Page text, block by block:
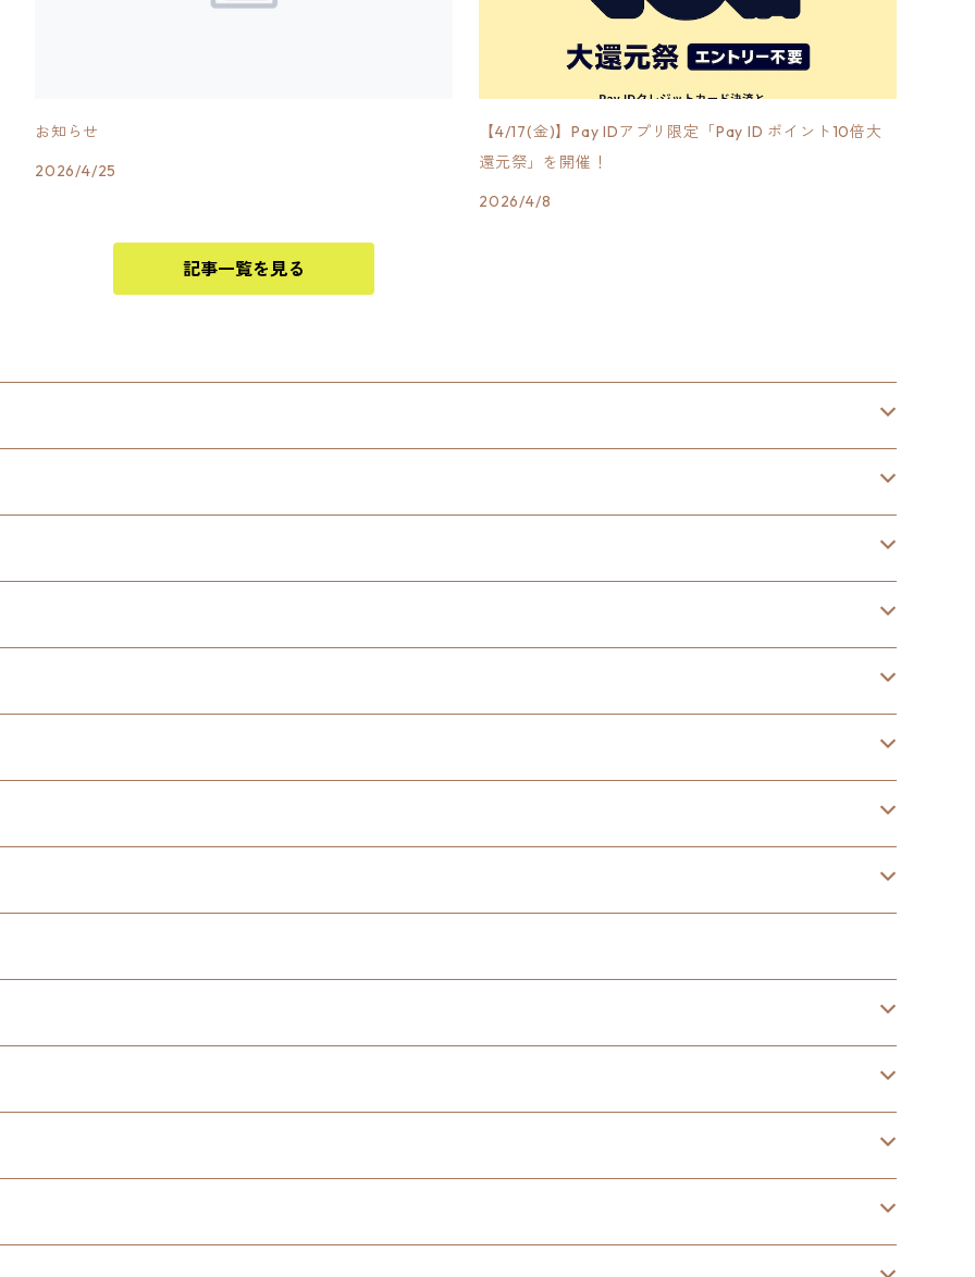
お知らせ
2026/4/25
【4/17(金)】Pay IDアプリ限定「Pay ID ポイント10倍大
還元祭」を開催！
2026/4/8
記事一覧を見る